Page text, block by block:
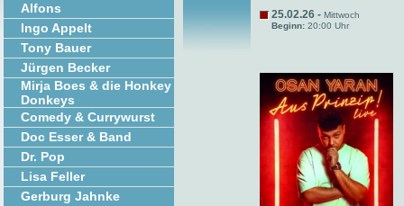
Alfons
Ingo Appelt
Tony Bauer
Jürgen Becker
Mirja Boes & die Honkey
Donkeys
Comedy & Currywurst
Doc Esser & Band
Dr. Pop
Lisa Feller
Gerburg Jahnke
25.02.26 - Mittwoch
Beginn: 20:00 Uhr